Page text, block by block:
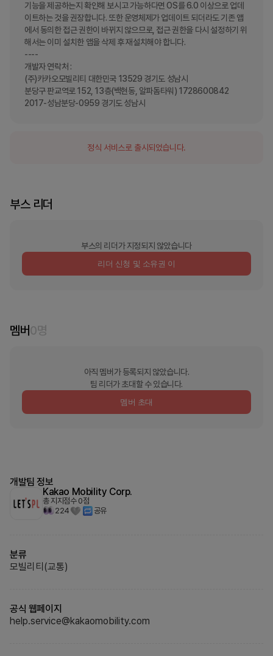
기능을 제공하는지 확인해 보시고 가능하다면 OS를 6.0 이상으로 업데
이트하는 것을 권장합니다. 또한 운영체제가 업데이트 되더라도 기존 앱
에서 동의한 접근 권한이 바뀌지 않으므로, 접근 권한을 다시 설정하기 위
해서는 이미 설치한 앱을 삭제 후 재설치해야 합니다.
----
개발자 연락처 :
(주)카카오모빌리티 대한민국 13529 경기도 성남시
분당구 판교역로 152, 13층(백현동, 알파돔타워) 1728600842
2017-성남분당-0959 경기도 성남시
정식 서비스로 출시되었습니다.
부스 리더
부스의 리더가 지정되지 않았습니다
리더 신청 및 소유권 이
멤버0명
아직 멤버가 등록되지 않았습니다.
팀 리더가 초대할 수 있습니다.
멤버 초대
개발팀 정보
Kakao Mobility Corp.
총 지지점수 0점
224
공유
분류
모빌리티(교통)
공식 웹페이지
help.service@kakaomobility.com